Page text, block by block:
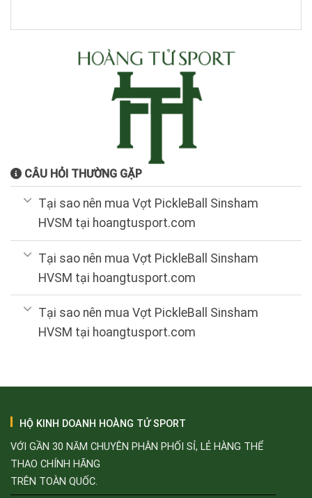
399.000₫.
CÂU HỎI THƯỜNG GẶP
Tại sao nên mua Vợt PickleBall Sinsham
HVSM tại hoangtusport.com
Tại sao nên mua Vợt PickleBall Sinsham
HVSM tại hoangtusport.com
Tại sao nên mua Vợt PickleBall Sinsham
HVSM tại hoangtusport.com
HỘ KINH DOANH HOÀNG TỬ SPORT
VỚI GẦN 30 NĂM CHUYÊN PHÂN PHỐI SỈ, LẺ HÀNG THỂ
THAO CHÍNH HÃNG
TRÊN TOÀN QUỐC.